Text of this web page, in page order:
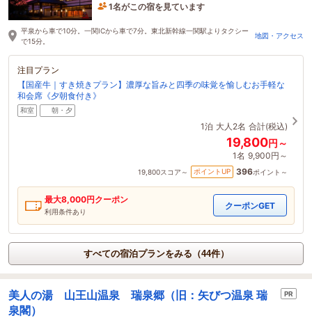
1名がこの宿を見ています
平泉から車で10分。一関ICから車で7分。東北新幹線一関駅よりタクシー
で15分。
地図・アクセス
注目プラン
【国産牛｜すき焼きプラン】濃厚な旨みと四季の味覚を愉しむお手軽な
和会席《夕朝食付き》
和室 朝・夕
1泊 大人2名 合計(税込)
19,800円～
1名 9,900円～
19,800スコア～ ポイントUP 396ポイント～
最大8,000円クーポン
利用条件あり
クーポンGET
すべての宿泊プランをみる（44件）
美人の湯 山王山温泉 瑞泉郷（旧：矢びつ温泉 瑞
泉閣）
PR